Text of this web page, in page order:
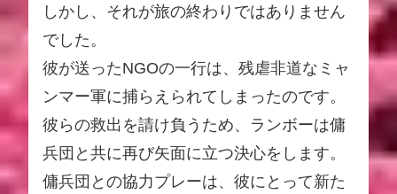
しかし、それが旅の終わりではありません
でした。
彼が送ったNGOの一行は、残虐非道なミャ
ンマー軍に捕らえられてしまったのです。
彼らの救出を請け負うため、ランボーは傭
兵団と共に再び矢面に立つ決心をします。
傭兵団との協力プレーは、彼にとって新た